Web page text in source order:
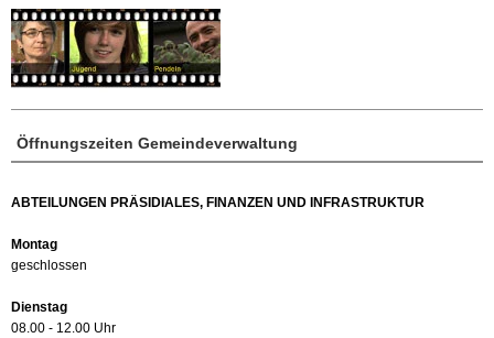
Öffnungszeiten Gemeindeverwaltung
ABTEILUNGEN PRÄSIDIALES, FINANZEN UND INFRASTRUKTUR
Montag
geschlossen
Dienstag
08.00 - 12.00 Uhr